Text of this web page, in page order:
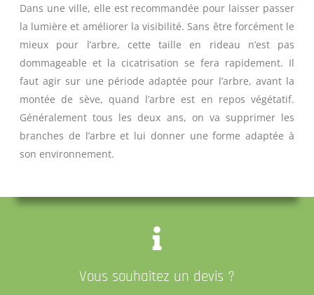
Dans une ville, elle est recommandée pour laisser passer
la lumière et améliorer la visibilité. Sans être forcément le
mieux pour l’arbre, cette taille en rideau n’est pas
dommageable et la cicatrisation se fera rapidement. Il
faut agir sur une période adaptée pour l’arbre, avant la
montée de sève, quand l’arbre est en repos végétatif.
Généralement tous les deux ans, on va supprimer les
branches de l’arbre et lui donner une forme adaptée à
son environnement.
Vous souhaitez un devis ?